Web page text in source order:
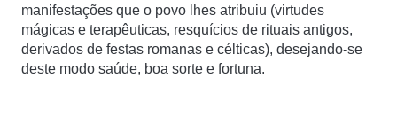
manifestações que o povo lhes atribuiu (virtudes
mágicas e terapêuticas, resquícios de rituais antigos,
derivados de festas romanas e célticas), desejando-se
deste modo saúde, boa sorte e fortuna.